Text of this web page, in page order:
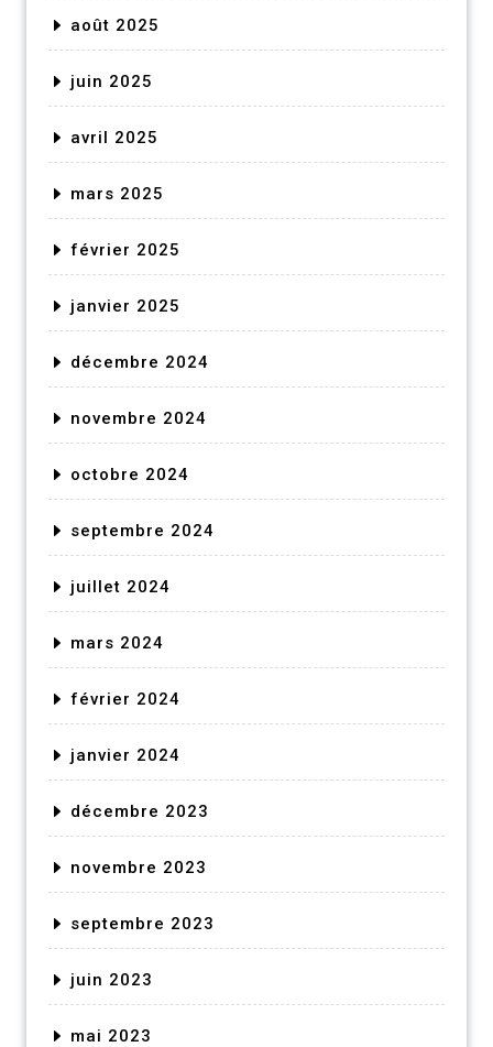
août 2025
juin 2025
avril 2025
mars 2025
février 2025
janvier 2025
décembre 2024
novembre 2024
octobre 2024
septembre 2024
juillet 2024
mars 2024
février 2024
janvier 2024
décembre 2023
novembre 2023
septembre 2023
juin 2023
mai 2023